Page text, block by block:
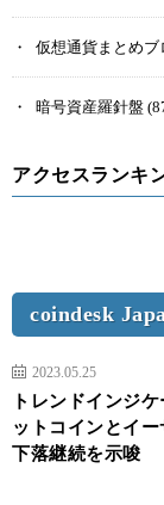
仮想通貨まとめブ
暗号資産羅針盤
アクセスランキ
coindesk
2023.05.25
トレンドインジ
ットコインとイ
下落継続を示唆